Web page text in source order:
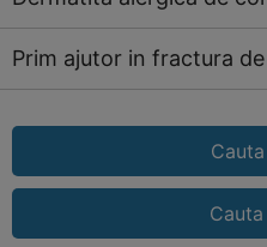
Prim ajutor in fractura